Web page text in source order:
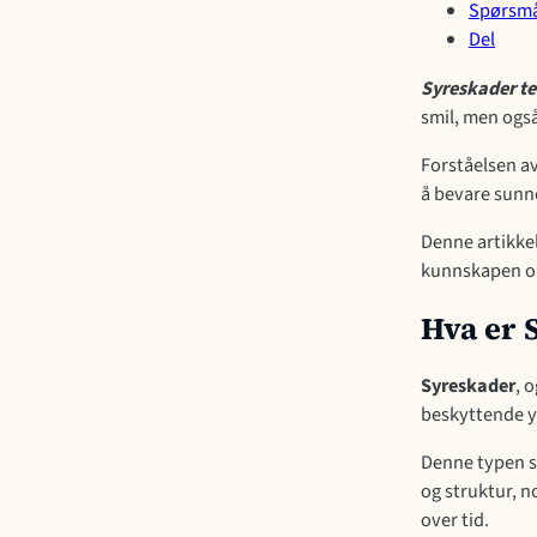
Del
Syreskader
smil, men
Forståelsen
å bevare
Denne
kunnskapen
Hva er
Syreskader,
beskyttende
Denne typen
og struktur,
over tid.